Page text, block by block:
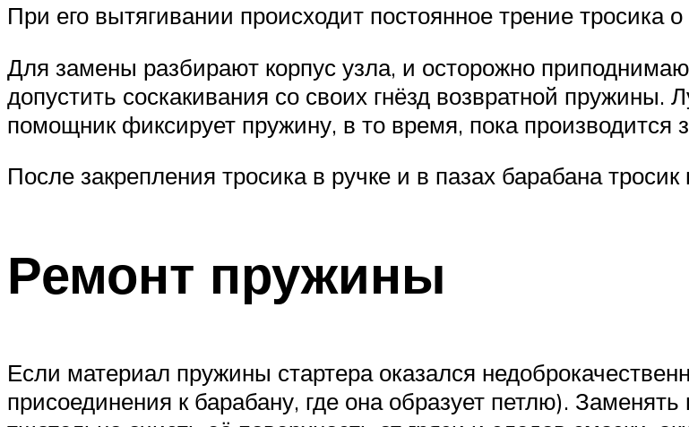
При его вытягивании происходит постоянное трение тросика о
Для замены разбирают корпус узла, и осторожно
допустить соскакивания со своих гнёзд возвратной
помощник фиксирует пружину, в то время, пока производится
После закрепления тросика в ручке и в пазах барабана
Ремонт пружины
Если материал пружины стартера оказался
присоединения к барабану, где она образует петлю).